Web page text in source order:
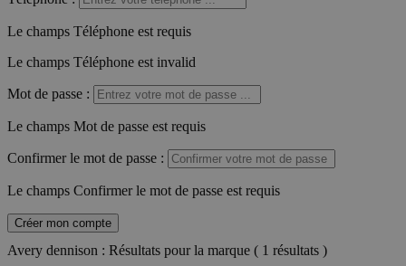
Le champs Téléphone est requis
Le champs Téléphone est invalid
Mot de passe :
Le champs Mot de passe est requis
Confirmer le mot de passe :
Le champs Confirmer le mot de passe est requis
Créer mon compte
Avery dennison : Résultats pour la marque ( 1 résultats )